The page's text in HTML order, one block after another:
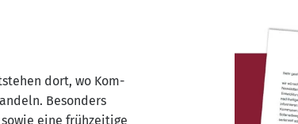
dort, wo Kom­
Beson­ders
eine früh­zei­ti­ge